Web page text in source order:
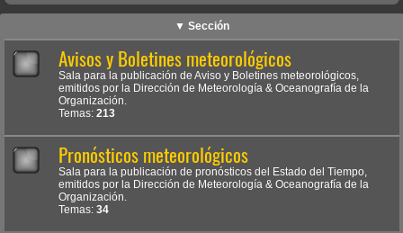
▼ Sección
Avisos y Boletines meteorológicos
Sala para la publicación de Aviso y Boletines meteorológicos,
emitidos por la Dirección de Meteorología & Oceanografía de la
Organización.
Temas: 213
Pronósticos meteorológicos
Sala para la publicación de pronósticos del Estado del Tiempo,
emitidos por la Dirección de Meteorología & Oceanografía de la
Organización.
Temas: 34